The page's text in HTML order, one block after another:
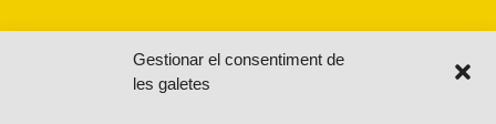
Gestionar el consentiment de
les galetes